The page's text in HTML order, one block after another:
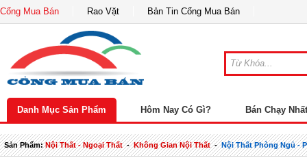
Cổng Mua Bán Rao Vặt Bản Tin Cổng Mua Bán
Danh Mục Sản Phẩm Hôm Nay Có Gì? Bán Chạy Nhất
Sản Phẩm:Nội Thất - Ngoại Thất-Không Gian Nội Thất-Nội Thất Phòng Ngủ -